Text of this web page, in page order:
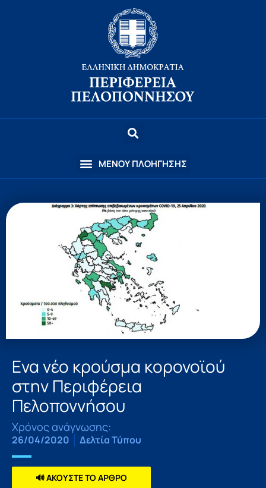
Ενα νέο κρούσμα κορονοϊού
στην Περιφέρεια
Πελοποννήσου
Χρόνος ανάγνωσης:
26/04/2020 Δελτία Τύπου
🔊 ΑΚΟΥΣΤΕ ΤΟ ΑΡΘΡΟ